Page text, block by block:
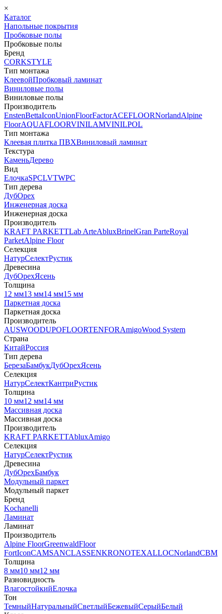
×
Каталог
Напольные покрытия
Пробковые полы
Пробковые полы
Бренд
CORKSTYLE
Тип монтажа
КлеевойПробковый ламинат
Виниловые полы
Виниловые полы
Производитель
EnstenBettaIconUnionFloorFactorACEFLOORNorlandAlpine
FloorAQUAFLOORVINILAMVINILPOL
Тип монтажа
Клеевая плитка ПВХВиниловый ламинат
Текстура
КаменьДерево
Вид
ЕлочкаSPCLVTWPC
Тип дерева
ДубОрех
Инженерная доска
Инженерная доска
Производитель
KRAFT PARKETTLab ArteAbluxBrinelGran ParteRoyal
ParketAlpine Floor
Селекция
НатурСелектРустик
Древесина
ДубОрехЯсень
Толщина
12 мм13 мм14 мм15 мм
Паркетная доска
Паркетная доска
Производитель
AUSWOODUPOFLOORTENFORAmigoWood System
Страна
КитайРоссия
Тип дерева
БерезаБамбукДубОрехЯсень
Селекция
НатурСелектКантриРустик
Толщина
10 мм12 мм14 мм
Массивная доска
Массивная доска
Производитель
KRAFT PARKETTAbluxAmigo
Селекция
НатурСелектРустик
Древесина
ДубОрехБамбук
Модульный паркет
Модульный паркет
Бренд
Kochanelli
Ламинат
Ламинат
Производитель
Alpine FloorGreenwaldFloor
FortIconCAMSANCLASSENKRONOTEXALLOCNorlandCBM
Толщина
8 мм10 мм12 мм
Разновидность
ВлагостойкийЕлочка
Тон
ТемныйНатуральныйСветлыйБежевыйСерыйБелый